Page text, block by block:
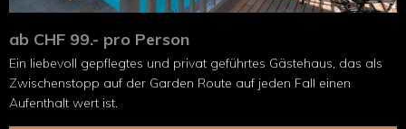
ab CHF 99.- pro Person
Ein liebevoll gepflegtes und privat geführtes Gästehaus, das als
Zwischenstopp auf der Garden Route auf jeden Fall einen
Aufenthalt wert ist.